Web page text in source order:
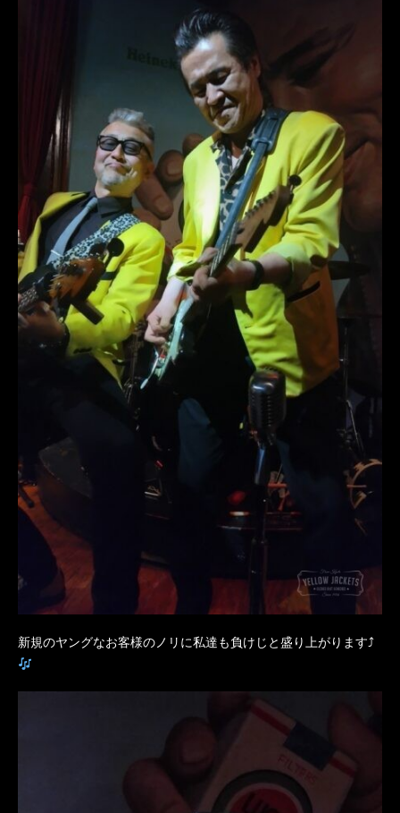
新規のヤングなお客様のノリに私達も負けじと盛り上がります⤴